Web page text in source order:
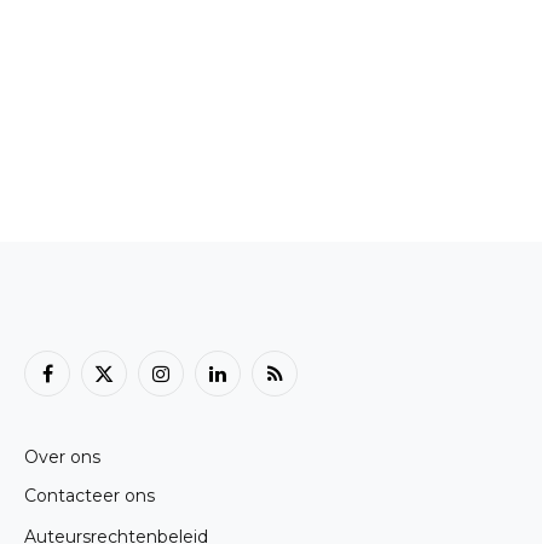
Facebook
X
InstagramLinkedInRSS
Over ons
Contacteer ons
Auteursrechtenbeleid